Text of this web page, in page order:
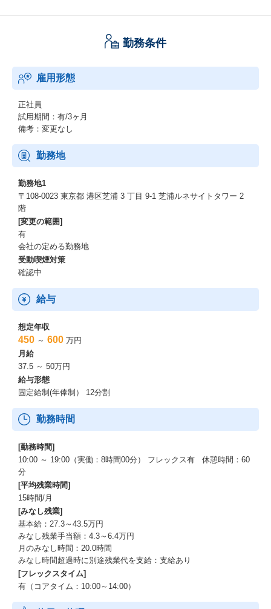
勤務条件
雇用形態
正社員
試用期間：有/3ヶ月
備考：変更なし
勤務地
勤務地1
〒108-0023 東京都 港区芝浦 3 丁目 9-1 芝浦ルネサイトタワー 2
階
[変更の範囲]
有
会社の定める勤務地
受動喫煙対策
確認中
給与
想定年収
450 ～ 600 万円
月給
37.5 ～ 50万円
給与形態
固定給制(年俸制） 12分割
勤務時間
[勤務時間]
10:00 ～ 19:00（実働：8時間00分） フレックス有 休憩時間：60
分
[平均残業時間]
15時間/月
[みなし残業]
基本給：27.3～43.5万円
みなし残業手当額：4.3～6.4万円
月のみなし時間：20.0時間
みなし時間超過時に別途残業代を支給：支給あり
[フレックスタイム]
有（コアタイム：10:00～14:00）